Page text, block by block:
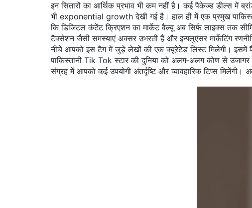
इन सितारों का आर्थिक प्रभाव भी कम नहीं है। कई पैकेज्ड डील्स में
भी exponential growth देखी गई है। हाल ही में एक प्रमुख
कि डिजिटल कंटेंट क्रिएशन का मार्केट वैल्यू अब सिर्फ लाइक्स तक
टैक्सेशन जैसी समस्याएं अक्सर उभरती हैं और इन्फ्लुएंसर मार्केटिंग
नीचे आपको इस टैग में जुड़े लेखों की एक क्यूरेटेड लिस्ट मिलेगी। इसमें
पाकिस्तानी Tik Tok स्टार की दुनिया को अलग‑अलग कोण से
संग्रह में आपको कई उपयोगी अंतर्दृष्टि और व्यावहारिक टिप्स